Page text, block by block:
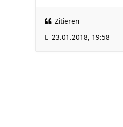
Zitieren
23.01.2018, 19:58